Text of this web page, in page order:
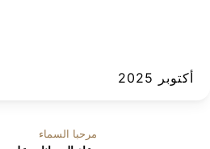
أكتوبر 2025
مرحبا السماء